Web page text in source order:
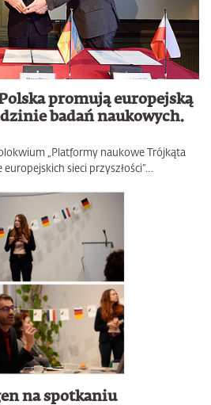
promują europejską
badań naukowych.
„Platformy naukowe Trójkąta
sieci przyszłości”…
na spotkaniu